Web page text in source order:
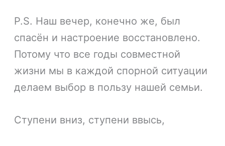
P.S. Наш вечер, конечно же, был
спасён и настроение восстановлено.
Потому что все годы совместной
жизни мы в каждой спорной ситуации
делаем выбор в пользу нашей семьи.
Ступени вниз, ступени ввысь,